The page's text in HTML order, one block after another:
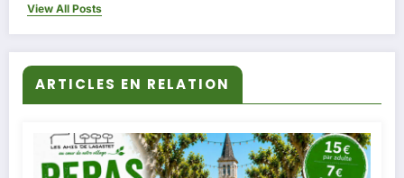
View All Posts
ARTICLES EN RELATION